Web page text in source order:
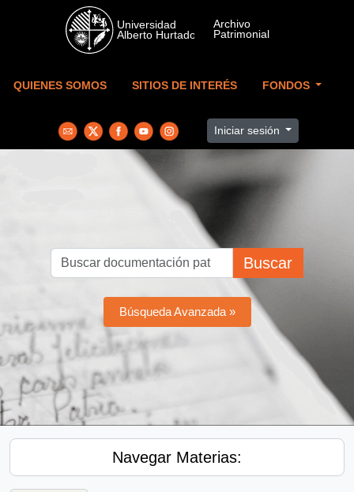
Skip to main content
QUIENES SOMOS SITIOS DE INTERÉS FONDOS
Iniciar sesión
Buscar
Búsqueda Avanzada »
Navegar Materias: